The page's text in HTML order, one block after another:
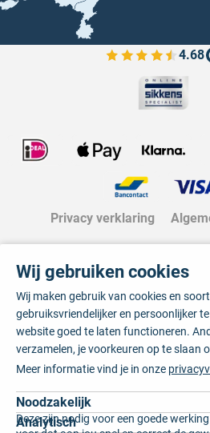
4.68
Bekijk de
Privacy verklaring
Wij gebruiken cookies
Wij maken gebruik van cookies en
gebruiksvriendelijker en persoonlijker
website goed te laten functioneren.
verzamelen, je voorkeuren op te slaan
Meer informatie vind je in onze
Noodzakelijk
Deze zijn nodig voor een goede
Analytisch